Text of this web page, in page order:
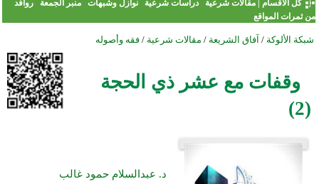
كل الأقسام |مقالات شرعية دراسات شرعية نوازل وشبهات منبر الجمعة
روافد
من ثمرات المواقع
شبكة الألوكة / آفاق الشريعة / مقالات شرعية / فقه وأصوله
وقفات مع عشر ذي الحجة
(2)
د. عبدالسلام حمود غالب